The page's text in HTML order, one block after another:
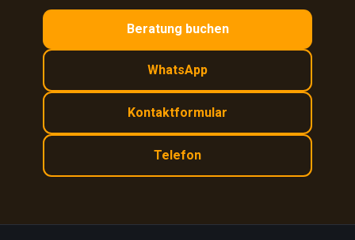
Beratung buchen
WhatsApp
Kontaktformular
Telefon